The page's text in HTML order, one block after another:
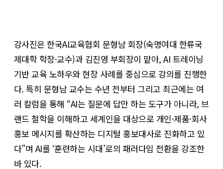
강사진은 한국AI교육협회 문형남 회장(숙명여대 한류국
제대학 학장·교수)과 김진영 부회장이 맡아, AI 트레이닝
기반 교육 노하우와 현장 사례를 중심으로 강의를 진행한
다. 특히 문형남 교수는 수년 전부터 그리고 최근에는 여
러 칼럼을 통해 “AI는 질문에 답만 하는 도구가 아니라, 브
랜드 철학을 이해하고 세계인을 대상으로 개인·제품·회사
홍보 메시지를 확산하는 디지털 홍보대사로 진화하고 있
다”며 AI를 ‘훈련하는 시대’로의 패러다임 전환을 강조한
바 있다.